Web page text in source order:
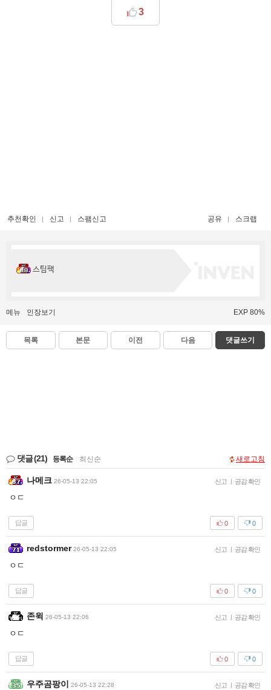
3
추천확인 신고 스팸신고 공유 스크랩
스팀팩
메뉴 인장보기 EXP 80%
목록 본문 이전 다음 댓글쓰기
댓글(21) 등록순 최신순 새로고침
나메크 26-05-13 22:05 신고 공감 확인
ㅇㄷ
답글 0
0
redstormer 26-05-13 22:05 신고 공감 확인
ㅇㄷ
답글 0
0
존윅 26-05-13 22:06 신고 공감 확인
ㅇㄷ
답글 0
0
우주곰팡이 26-05-13 22:28 신고 공감 확인